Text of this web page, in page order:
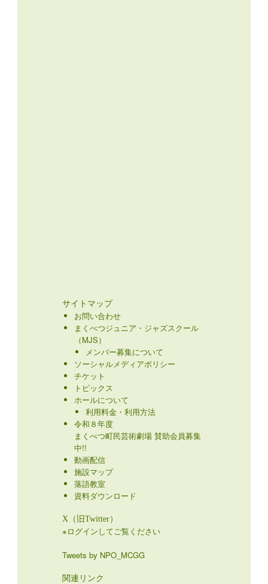
サイトマップ
お問い合わせ
まくべつジュニア・ジャズスクール
（MJS）
メンバー募集について
ソーシャルメディアポリシー
チケット
トピックス
ホールについて
利用料金・利用方法
令和８年度
まくべつ町民芸術劇場 賛助会員募集
中!!
動画配信
施設マップ
落語教室
資料ダウンロード
X（旧Twitter）
※ログインしてご覧ください
Tweets by NPO_MCGG
関連リンク